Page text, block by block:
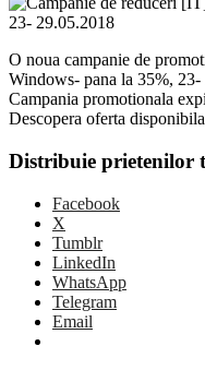
O noua campanie de
Windows- pana la 35%, 23-
Campania promotionala
Descopera oferta
Distribuie prietenilor
Facebook
X
Tumblr
LinkedIn
WhatsApp
Telegram
Email